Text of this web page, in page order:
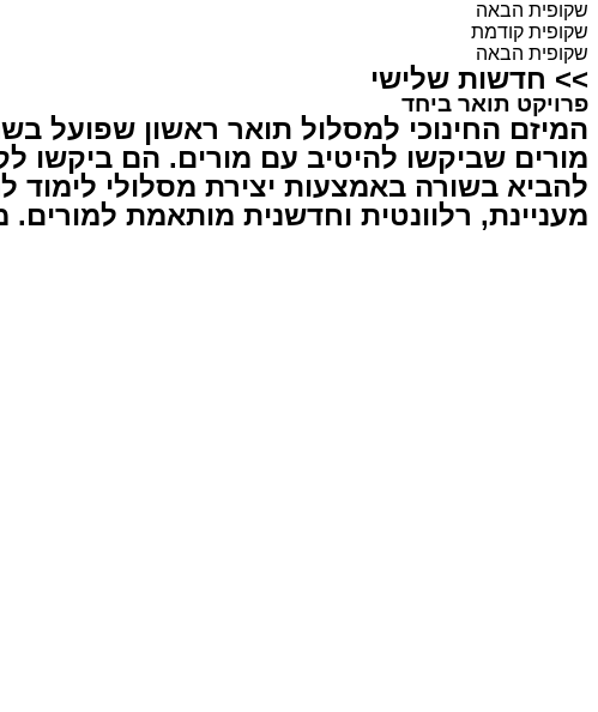
שקופית הבאה
שקופית קודמת
שקופית הבאה
>> חדשות שלישי
פרויקט תואר ביחד
המיזם החינוכי למסלול תואר ראשון שפועל
מורים שביקשו להיטיב עם מורים. הם ביקשו
להביא בשורה באמצעות יצירת מסלולי
מעניינת, רלוונטית וחדשנית מותאמת